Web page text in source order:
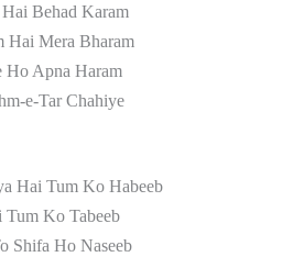
Behad Karam
Hai Mera Bharam
Apna Haram
e-Tar Chahiye
Hai Tum Ko Habeeb
Ko Tabeeb
Shifa Ho Naseeb